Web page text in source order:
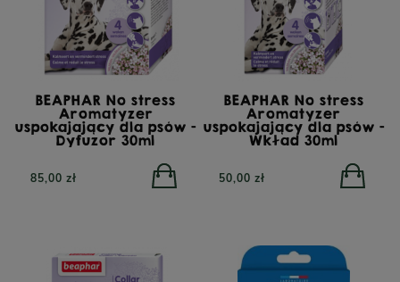
BEAPHAR No stress
Aromatyzer
uspokajający dla psów -
Dyfuzor 30ml
85,00 zł
BEAPHAR No stress
Aromatyzer
uspokajający dla psów -
Wkład 30ml
50,00 zł